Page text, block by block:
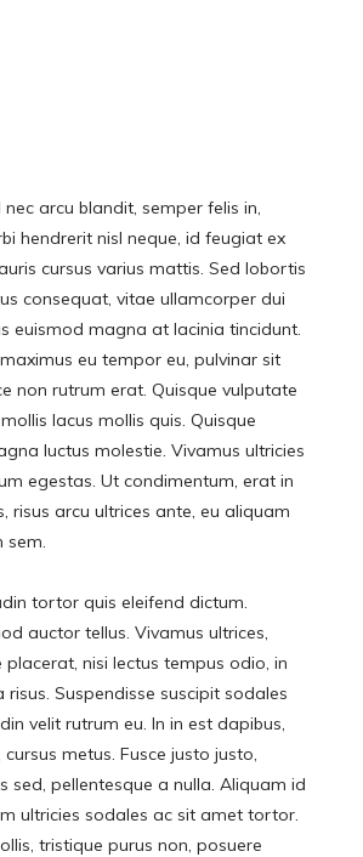
arcu blandit, semper felis in,
hendrerit nisl neque, id feugiat ex
cursus varius mattis. Sed lobortis
consequat, vitae ullamcorper dui
euismod magna at lacinia tincidunt.
eu tempor eu, pulvinar sit
non rutrum erat. Quisque vulputate
lacus mollis quis. Quisque
luctus molestie. Vivamus ultricies
egestas. Ut condimentum, erat in
risus arcu ultrices ante, eu aliquam
tortor quis eleifend dictum.
auctor tellus. Vivamus ultrices,
nisi lectus tempus odio, in
risus. Suspendisse suscipit sodales
velit rutrum eu. In in est dapibus,
metus. Fusce justo justo,
sed, pellentesque a nulla. Aliquam id
ultricies sodales ac sit amet tortor.
tristique purus non, posuere